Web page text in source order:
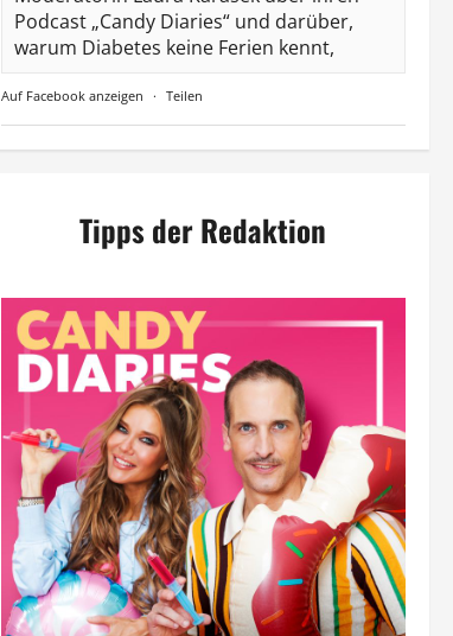
Podcast „Candy Diaries“ und darüber,
warum Diabetes keine Ferien kennt,
Auf Facebook anzeigen · Teilen
Tipps der Redaktion